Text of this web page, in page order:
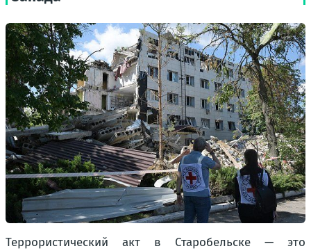
Террористический акт в Старобельске — это